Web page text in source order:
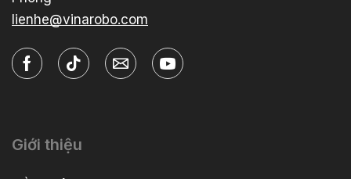
lienhe@vinarobo.com
Giới thiệu